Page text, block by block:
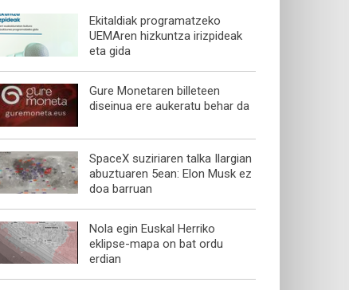
Ekitaldiak programatzeko
UEMAren hizkuntza irizpideak
eta gida
Gure Monetaren billeteen
diseinua ere aukeratu behar da
SpaceX suziriaren talka Ilargian
abuztuaren 5ean: Elon Musk ez
doa barruan
Nola egin Euskal Herriko
eklipse-mapa on bat ordu
erdian